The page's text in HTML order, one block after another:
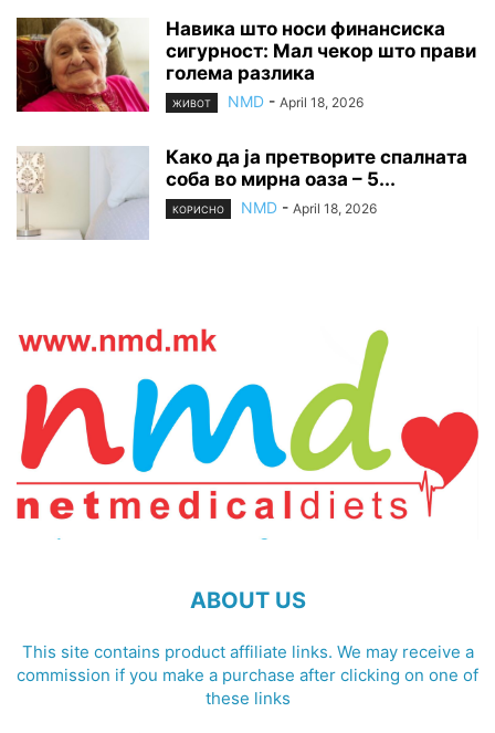
Навика што носи финансиска
сигурност: Мал чекор што прави
голема разлика
ЖИВОТ NMD - April 18, 2026
Како да ја претворите спалната
соба во мирна оаза – 5...
КОРИСНО NMD - April 18, 2026
ABOUT US
This site contains product affiliate links. We may receive a
commission if you make a purchase after clicking on one of
these links